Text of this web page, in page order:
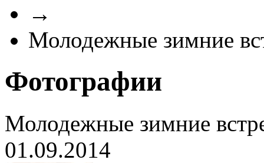
→
Молодежные зимние
Фотографии
Молодежные зимние
01.09.2014